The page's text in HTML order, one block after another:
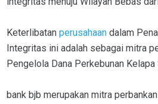
Keterlibatan perusahaan dalam
Integritas ini adalah sebagai mitra
Pengelola Dana Perkebunan Kelapa
bank bjb merupakan mitra